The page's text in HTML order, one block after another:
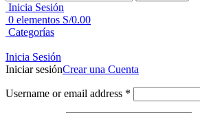
Inicia Sesión
0 elementos S/0.00
Categorías
Inicia Sesión
Iniciar sesiónCrear una Cuenta
Username or email address *